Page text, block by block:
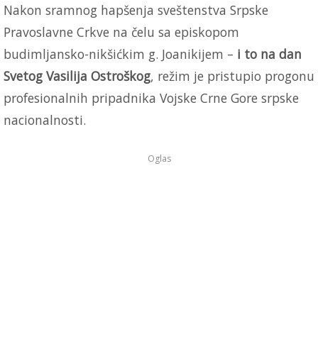
Nakon sramnog hapšenja sveštenstva Srpske
Pravoslavne Crkve na čelu sa episkopom
budimljansko-nikšićkim g. Joanikijem – i to na dan
Svetog Vasilija Ostroškog, režim je pristupio progonu
profesionalnih pripadnika Vojske Crne Gore srpske
nacionalnosti.
Oglas